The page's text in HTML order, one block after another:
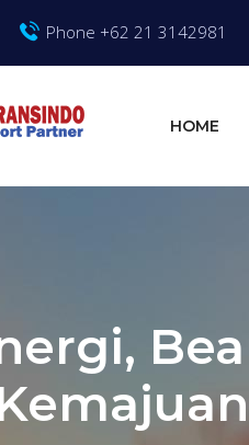
Phone +62 21 3142981
HOME